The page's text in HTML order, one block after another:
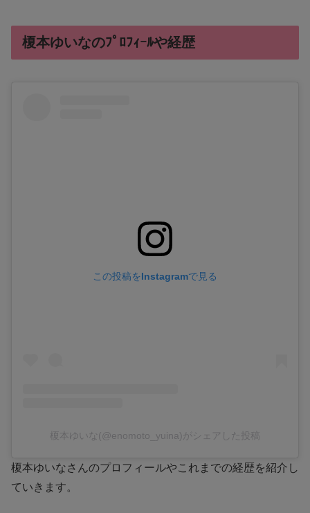
榎本ゆいなのﾌﾟﾛﾌｨｰﾙや経歴
この投稿をInstagramで見る
榎本ゆいな(@enomoto_yuina)がシェアした投稿
榎本ゆいなさんのプロフィールやこれまでの経歴を紹介し
ていきます。